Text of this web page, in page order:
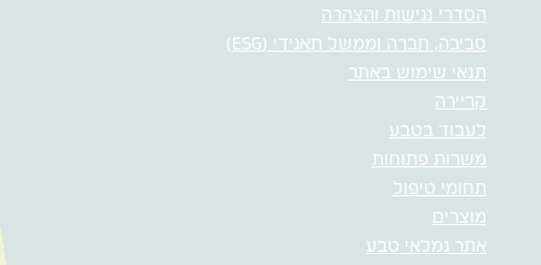
הסדרי נגישות והצהרה
סביבה, חברה וממשל תאגידי (ESG)
תנאי שימוש באתר
קריירה
לעבוד בטבע
משרות פתוחות
תחומי טיפול
מוצרים
אתר גמלאי טבע